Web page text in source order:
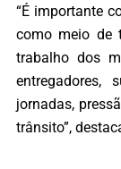
“É importante
como meio de
trabalho dos
entregadores,
jornadas,
trânsito”,